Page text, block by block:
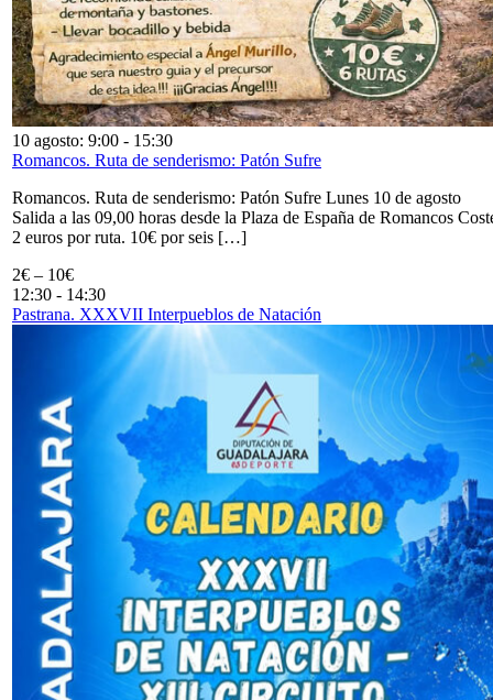
10 agosto: 9:00 - 15:30
Romancos. Ruta de senderismo: Patón Sufre
Romancos. Ruta de senderismo: Patón Sufre Lunes 10 de agosto
Salida a las 09,00 horas desde la Plaza de España de Romancos
2 euros por ruta. 10€ por seis […]
2€ – 10€
12:30 - 14:30
Pastrana. XXXVII Interpueblos de Natación